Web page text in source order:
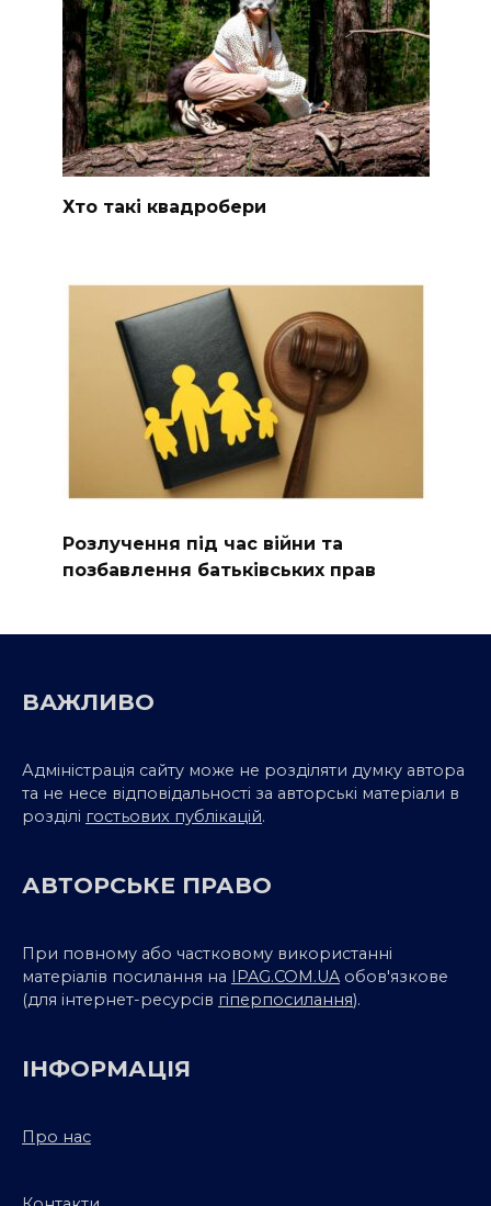
Хто такі квадробери
Розлучення під час війни та
позбавлення батьківських прав
ВАЖЛИВО
Адміністрація сайту може не розділяти думку автора
та не несе відповідальності за авторські матеріали в
розділі гостьових публікацій.
АВТОРСЬКЕ ПРАВО
При повному або частковому використанні
матеріалів посилання на IPAG.COM.UA обов'язкове
(для інтернет-ресурсів гіперпосилання).
ІНФОРМАЦІЯ
Про нас